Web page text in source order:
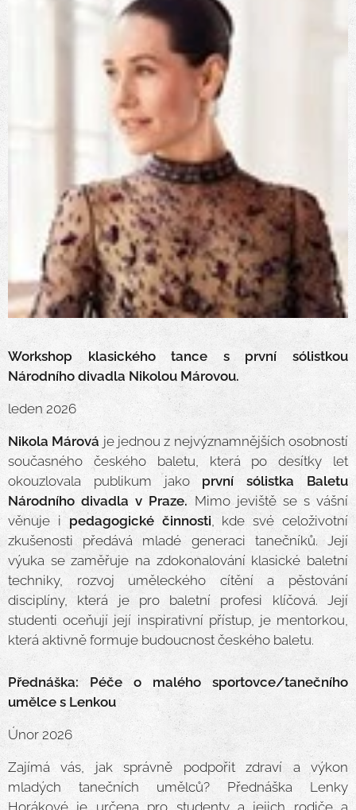
Workshop klasického tance s první sólistkou
Národního divadla Nikolou Márovou.
leden 2026
Nikola Márová je jednou z nejvýznamnějších osobností
současného českého baletu, která po desítky let
okouzlovala publikum jako první sólistka Baletu
Národního divadla v Praze. Mimo jeviště se s vášní
věnuje i pedagogické činnosti, kde své celoživotní
zkušenosti předává mladé generaci tanečníků. Její
výuka se zaměřuje na zdokonalování klasické baletní
techniky, rozvoj uměleckého cítění a pěstování
disciplíny, která je pro baletní profesi klíčová. Její
studenti oceňují její inspirativní přístup, je mentorkou,
která aktivně formuje budoucnost českého baletu.
Přednáška: Péče o malého sportovce/tanečního
umělce s Lenkou
Únor 2026
Zajímá vás, jak správně podpořit zdraví a výkon
mladých tanečních umělců? Přednáška Lenky
Horákové je určena pro studenty a jejich rodiče a